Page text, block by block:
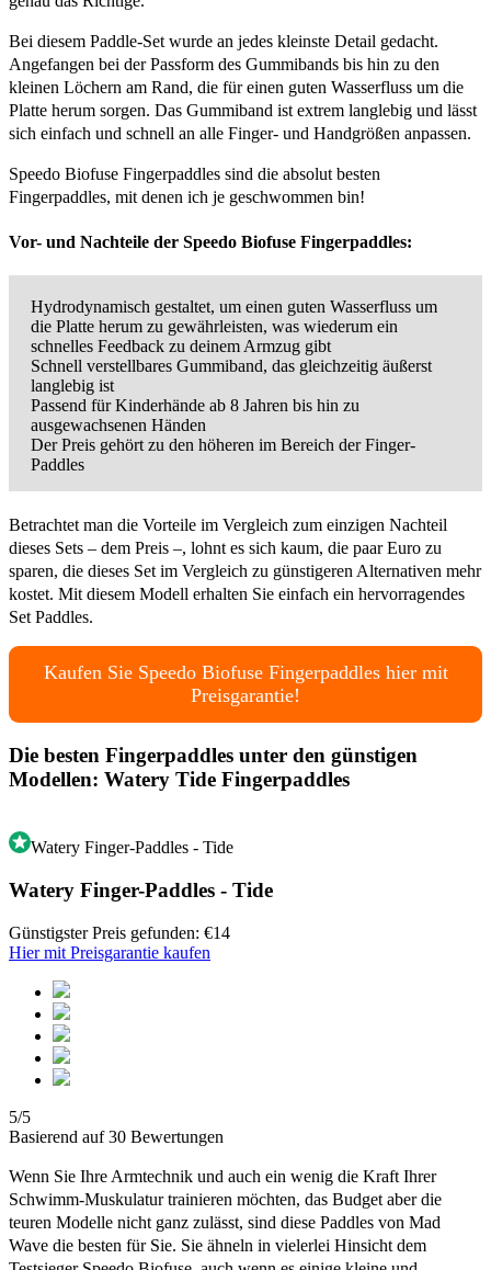
Bei diesem Paddle-Set wurde an jedes kleinste Detail gedacht.
Angefangen bei der Passform des Gummibands bis hin zu den
kleinen Löchern am Rand, die für einen guten Wasserfluss um die
Platte herum sorgen. Das Gummiband ist extrem langlebig und lässt
sich einfach und schnell an alle Finger- und Handgrößen anpassen.
Speedo Biofuse Fingerpaddles sind die absolut besten
Fingerpaddles, mit denen ich je geschwommen bin!
Vor- und Nachteile der Speedo Biofuse Fingerpaddles:
Hydrodynamisch gestaltet, um einen guten Wasserfluss um
die Platte herum zu gewährleisten, was wiederum ein
schnelles Feedback zu deinem Armzug gibt
Schnell verstellbares Gummiband, das gleichzeitig äußerst
langlebig ist
Passend für Kinderhände ab 8 Jahren bis hin zu
ausgewachsenen Händen
Der Preis gehört zu den höheren im Bereich der Finger-
Paddles
Betrachtet man die Vorteile im Vergleich zum einzigen Nachteil
dieses Sets – dem Preis –, lohnt es sich kaum, die paar Euro zu
sparen, die dieses Set im Vergleich zu günstigeren Alternativen mehr
kostet. Mit diesem Modell erhalten Sie einfach ein hervorragendes
Set Paddles.
Kaufen Sie Speedo Biofuse Fingerpaddles hier mit
Preisgarantie!
Die besten Fingerpaddles unter den günstigen
Modellen: Watery Tide Fingerpaddles
Watery Finger-Paddles - Tide
Watery Finger-Paddles - Tide
Günstigster Preis gefunden: €14
Hier mit Preisgarantie kaufen
5/5
Basierend auf 30 Bewertungen
Wenn Sie Ihre Armtechnik und auch ein wenig die Kraft Ihrer
Schwimm-Muskulatur trainieren möchten, das Budget aber die
teuren Modelle nicht ganz zulässt, sind diese Paddles von Mad
Wave die besten für Sie. Sie ähneln in vielerlei Hinsicht dem